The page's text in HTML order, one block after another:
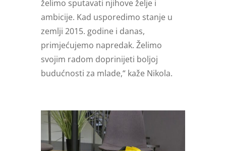
želimo sputavati njihove želje i
ambicije. Kad usporedimo stanje u
zemlji 2015. godine i danas,
primjećujemo napredak. Želimo
svojim radom doprinijeti boljoj
budućnosti za mlade,“ kaže Nikola.